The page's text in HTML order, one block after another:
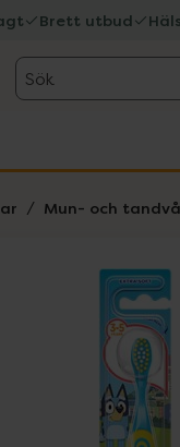
Brett utbud
Sök
Mun- och
1 objekt.